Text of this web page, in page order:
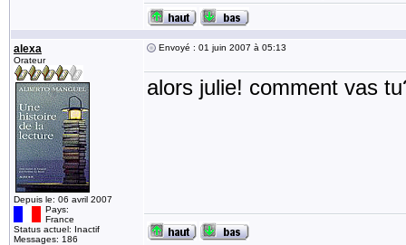
alexa
Orateur
Depuis le: 06 avril 2007
Pays:
France
Status actuel: Inactif
Messages: 186
Envoyé : 01 juin 2007 à 05:13
alors julie! comment vas